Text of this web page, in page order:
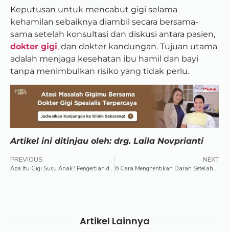
Keputusan untuk mencabut gigi selama
kehamilan sebaiknya diambil secara bersama-
sama setelah konsultasi dan diskusi antara pasien,
dokter gigi, dan dokter kandungan. Tujuan utama
adalah menjaga kesehatan ibu hamil dan bayi
tanpa menimbulkan risiko yang tidak perlu.
Artikel ini ditinjau oleh: drg. Laila Novprianti
PREVIOUS
Apa Itu Gigi Susu Anak? Pengertian dan Cara Merawatnya!
NEXT
6 Cara Menghentikan Darah Setelah Cabut Gigi
Artikel Lainnya